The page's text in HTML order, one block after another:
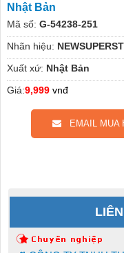
Nhật Bản
Mã số: G-54238-251
Nhãn hiệu:
Xuất xứ: Nhật Bản
Giá:9,999 vnđ
EMAIL MUA